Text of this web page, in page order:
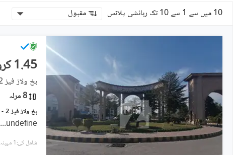
10 میں سے 1 سے 10 تک رہائشی پلاٹس مقبول
1.45 کروڑ
بخ ولاز فیز 2 - مانک بلاک, بوچ ایگزیکٹو ولاز - فیز 2
8 مرلہ
undefine
...
شامل کی:1 مہینہ پہل